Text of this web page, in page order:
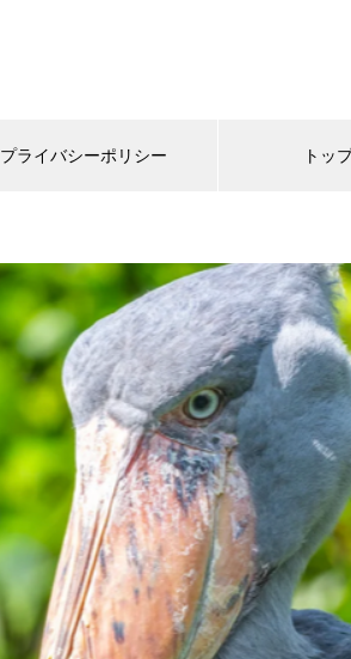
プライバシーポリシー トッ